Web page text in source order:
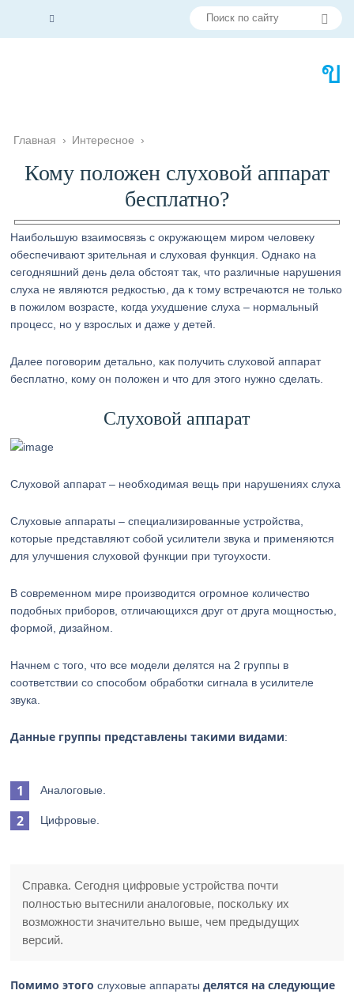
Главная › Интересное ›
Кому положен слуховой аппарат
бесплатно?
Наибольшую взаимосвязь с окружающем миром человеку
обеспечивают зрительная и слуховая функция. Однако на
сегодняшний день дела обстоят так, что различные нарушения
слуха не являются редкостью, да к тому встречаются не только
в пожилом возрасте, когда ухудшение слуха – нормальный
процесс, но у взрослых и даже у детей.
Далее поговорим детально, как получить слуховой аппарат
бесплатно, кому он положен и что для этого нужно сделать.
Слуховой аппарат
Слуховой аппарат – необходимая вещь при нарушениях слуха
Слуховые аппараты – специализированные устройства,
которые представляют собой усилители звука и применяются
для улучшения слуховой функции при тугоухости.
В современном мире производится огромное количество
подобных приборов, отличающихся друг от друга мощностью,
формой, дизайном.
Начнем с того, что все модели делятся на 2 группы в
соответствии со способом обработки сигнала в усилителе
звука.
Данные группы представлены такими видами:
Аналоговые.
Цифровые.
Справка. Сегодня цифровые устройства почти
полностью вытеснили аналоговые, поскольку их
возможности значительно выше, чем предыдущих
версий.
Помимо этого слуховые аппаратыделятся на следующие